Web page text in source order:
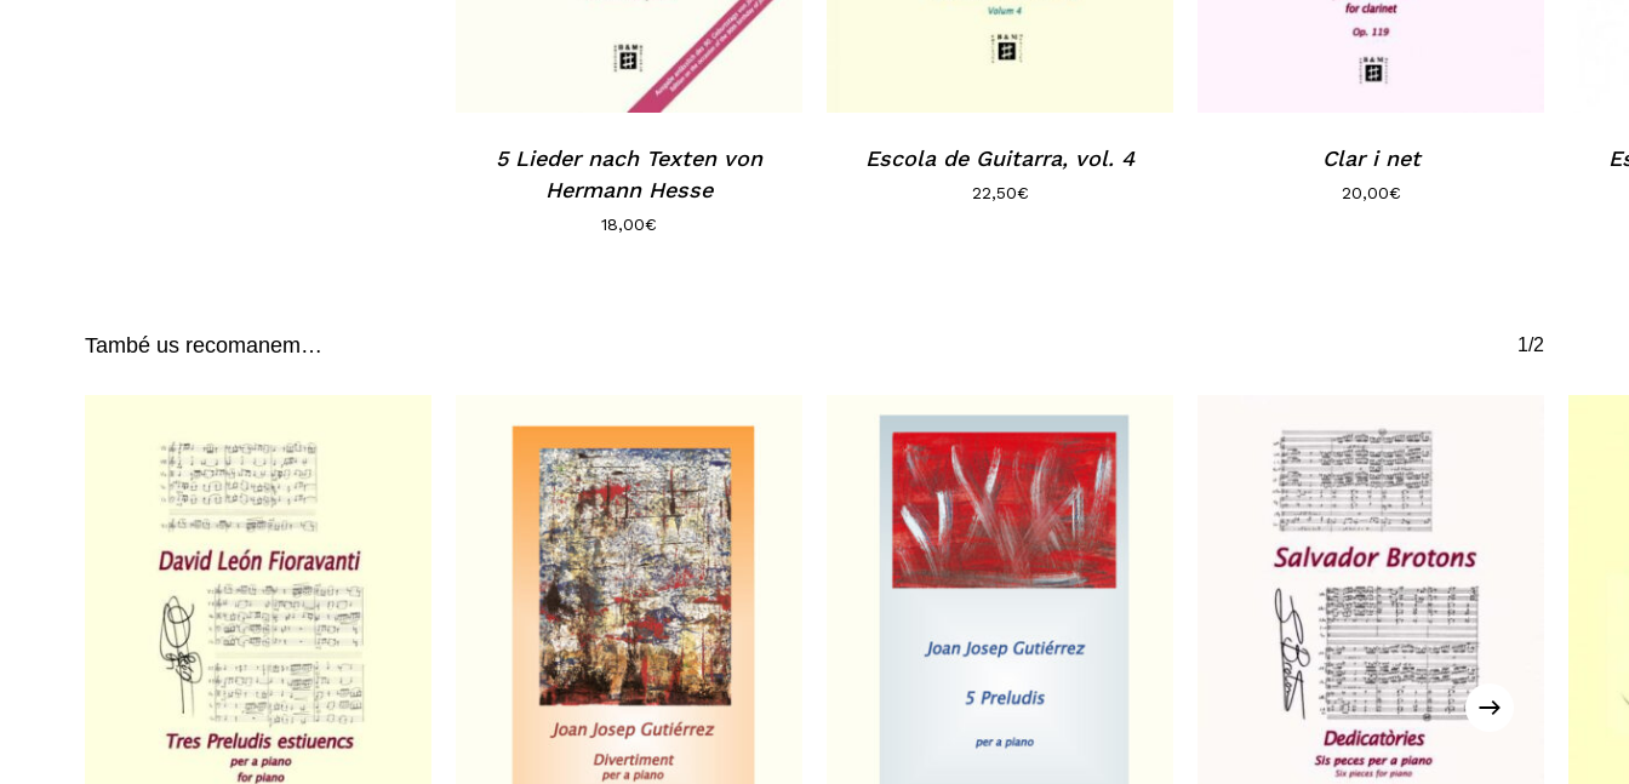
5 Lieder nach Texten von
Hermann Hesse
18,00€
Escola de Guitarra, vol. 4
22,50€
Clar i net
20,00€
També us recomanem… 1/2